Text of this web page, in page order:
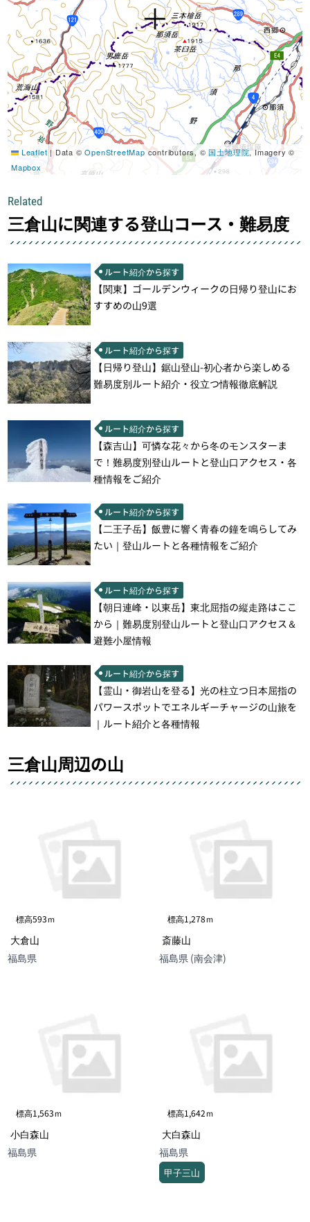
Leaflet |Data ©OpenStreetMapcontributors, ©国土地理院, Imagery ©
Mapbox
Related
三倉山に関連する登山コース・難易度
ルート紹介から探す
【関東】ゴールデンウィークの日帰り登山にお
すすめの山9選
ルート紹介から探す
【日帰り登山】鋸山登山-初心者から楽しめる
難易度別ルート紹介・役立つ情報徹底解説
ルート紹介から探す
【森吉山】可憐な花々から冬のモンスターま
で！難易度別登山ルートと登山口アクセス・各
種情報をご紹介
ルート紹介から探す
【二王子岳】飯豊に響く青春の鐘を鳴らしてみ
たい｜登山ルートと各種情報をご紹介
ルート紹介から探す
【朝日連峰・以東岳】東北屈指の縦走路はここ
から｜難易度別登山ルートと登山口アクセス＆
避難小屋情報
ルート紹介から探す
【霊山・御岩山を登る】光の柱立つ日本屈指の
パワースポットでエネルギーチャージの山旅を
｜ルート紹介と各種情報
三倉山周辺の山
標高593ｍ
大倉山
福島県
標高1,278ｍ
斎藤山
福島県 (南会津)
標高1,563ｍ
小白森山
福島県
標高1,642ｍ
大白森山
福島県
甲子三山